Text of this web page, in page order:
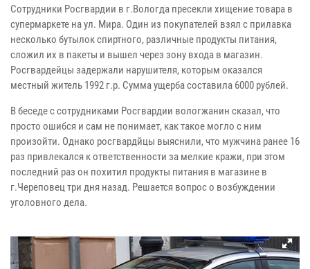
Сотрудники Росгвардии в г.Вологда пресекли хищение товара в
супермаркете на ул. Мира. Один из покупателей взял с прилавка
несколько бутылок спиртного, различные продукты питания,
сложил их в пакеты и вышел через зону входа в магазин.
Росгвардейцы задержали нарушителя, которым оказался
местный житель 1992 г.р. Сумма ущерба составила 6000 рублей.
В беседе с сотрудниками Росгвардии вологжанин сказал, что
просто ошибся и сам не понимает, как такое могло с ним
произойти. Однако росгвардйцы выяснили, что мужчина ранее 16
раз привлекался к ответственности за мелкие кражи, при этом
последний раз он похитил продукты питания в магазине в
г.Череповец три дня назад. Решается вопрос о возбуждении
уголовного дела.